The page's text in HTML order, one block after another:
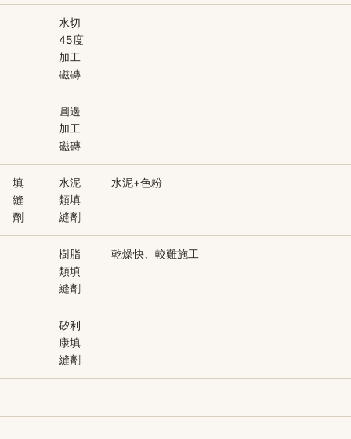
水切
45度
加工
磁磚
圓邊
加工
磁磚
填
縫
劑
水泥
類填
縫劑
水泥+色粉
樹脂
類填
縫劑
乾燥快、較難施工
矽利
康填
縫劑